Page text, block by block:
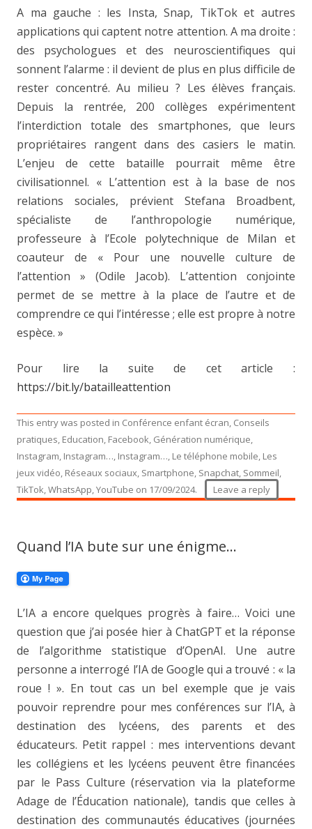
A ma gauche : les Insta, Snap, TikTok et autres
applications qui captent notre attention. A ma droite :
des psychologues et des neuroscientifiques qui
sonnent l’alarme : il devient de plus en plus difficile de
rester concentré. Au milieu ? Les élèves français.
Depuis la rentrée, 200 collèges expérimentent
l’interdiction totale des smartphones, que leurs
propriétaires rangent dans des casiers le matin.
L’enjeu de cette bataille pourrait même être
civilisationnel. « L’attention est à la base de nos
relations sociales, prévient Stefana Broadbent,
spécialiste de l’anthropologie numérique,
professeure à l’Ecole polytechnique de Milan et
coauteur de « Pour une nouvelle culture de
l’attention » (Odile Jacob). L’attention conjointe
permet de se mettre à la place de l’autre et de
comprendre ce qui l’intéresse ; elle est propre à notre
espèce. »
Pour lire la suite de cet article :
https://bit.ly/batailleattention
This entry was posted in Conférence enfant écran, Conseils
pratiques, Education, Facebook, Génération numérique,
Instagram, Instagram…, Instagram…, Le téléphone mobile, Les
jeux vidéo, Réseaux sociaux, Smartphone, Snapchat, Sommeil,
TikTok,WhatsApp,YouTube on 17/09/2024. Leave a reply
Quand l’IA bute sur une énigme…
L’IA a encore quelques progrès à faire… Voici une
question que j’ai posée hier à ChatGPT et la réponse
de l’algorithme statistique d’OpenAI. Une autre
personne a interrogé l’IA de Google qui a trouvé : « la
roue ! ». En tout cas un bel exemple que je vais
pouvoir reprendre pour mes conférences sur l’IA, à
destination des lycéens, des parents et des
éducateurs. Petit rappel : mes interventions devant
les collégiens et les lycéens peuvent être financées
par le Pass Culture (réservation via la plateforme
Adage de l’Éducation nationale), tandis que celles à
destination des communautés éducatives (journées